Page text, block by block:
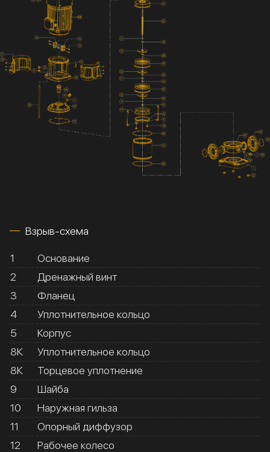
Взрыв-схема
1
Основание
2
Дренажный винт
3
Фланец
4
Уплотнительное кольцо
5
Корпус
8К
Уплотнительное кольцо
8К
Торцевое уплотнение
9
Шайба
10
Наружная гильза
11
Опорный диффузор
12
Рабочее колесо